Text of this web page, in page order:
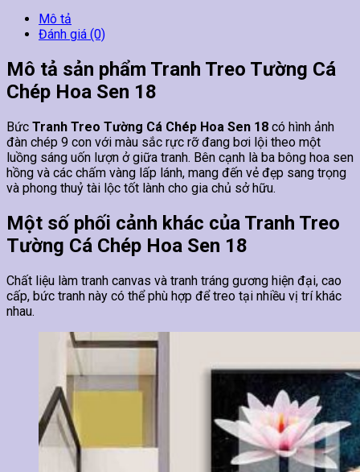
Mô tả
Đánh giá (0)
Mô tả sản phẩm Tranh Treo Tường Cá
Chép Hoa Sen 18
Bức Tranh Treo Tường Cá Chép Hoa Sen 18 có hình ảnh
đàn chép 9 con với màu sắc rực rỡ đang bơi lội theo một
luồng sáng uốn lượn ở giữa tranh. Bên cạnh là ba bông hoa sen
hồng và các chấm vàng lấp lánh, mang đến vẻ đẹp sang trọng
và phong thuỷ tài lộc tốt lành cho gia chủ sở hữu.
Một số phối cảnh khác của Tranh Treo
Tường Cá Chép Hoa Sen 18
Chất liệu làm tranh canvas và tranh tráng gương hiện đại, cao
cấp, bức tranh này có thể phù hợp để treo tại nhiều vị trí khác
nhau.